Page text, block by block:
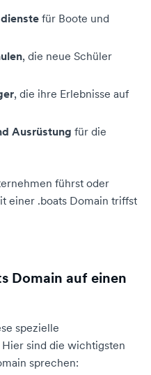
für Boote und
, die neue Schüler
, die ihre Erlebnisse auf
Ausrüstung für die
führst oder
einer .boats Domain triffst
Domain auf einen
spezielle
sind die wichtigsten
sprechen: